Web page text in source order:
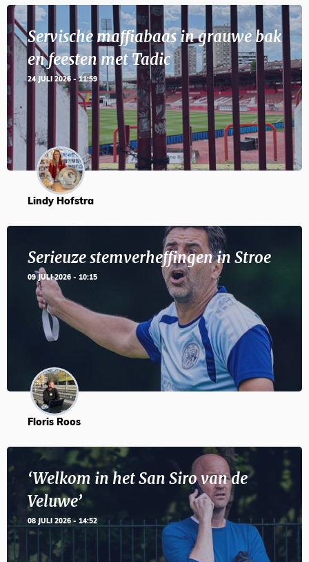
Servische maffiabaas in grauwe bak
en feesten met Tadic
24 JULI 2026 - 11:59
Lindy Hofstra
Serieuze stemverheffingen in Stroe
09 JULI 2026 - 10:15
Floris Roos
‘Welkom in het San Siro van de
Veluwe’
08 JULI 2026 - 14:52